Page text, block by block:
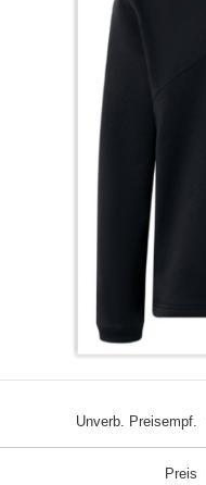
Unverb. Preisempf.
Preis